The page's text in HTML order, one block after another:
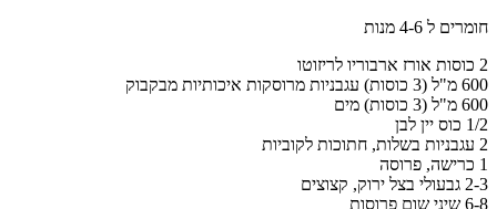
חומרים ל 4-6 מנות
2 כוסות אורז ארבוריו לריזוטו
600 מ"ל (3 כוסות) עגבניות מרוסקות איכותיות מבקבוק
600 מ"ל (3 כוסות) מים
1/2 כוס יין לבן
2 עגבניות בשלות, חתוכות לקוביות
1 כרישה, פרוסה
2-3 גבעולי בצל ירוק, קצוצים
6-8 שיני שום פרוסות